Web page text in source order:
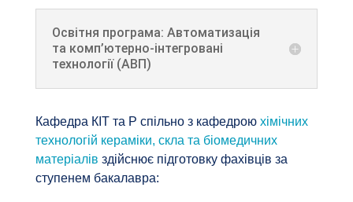
Освітня програма: Автоматизація
та комп’ютерно-інтегровані
технології (АВП)
Кафедра КІТ та Р спільно з кафедрою хімічних
технологій кераміки, скла та біомедичних
матеріалів здійснює підготовку фахівців за
ступенем бакалавра: